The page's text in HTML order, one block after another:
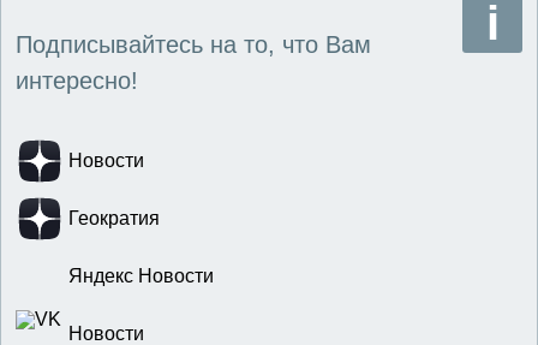
Подписывайтесь на то, что Вам
интересно!
Новости
Геократия
Яндекс Новости
Новости